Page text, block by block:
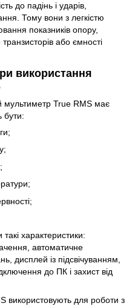
до падінь і ударів,
Тому вони з легкістю
показників опору,
або ємності
використання
мультиметр True RMS має
бути:
характеристики:
автоматичне
дисплей із підсвічуванням,
до ПК і захист від
використовують для роботи з